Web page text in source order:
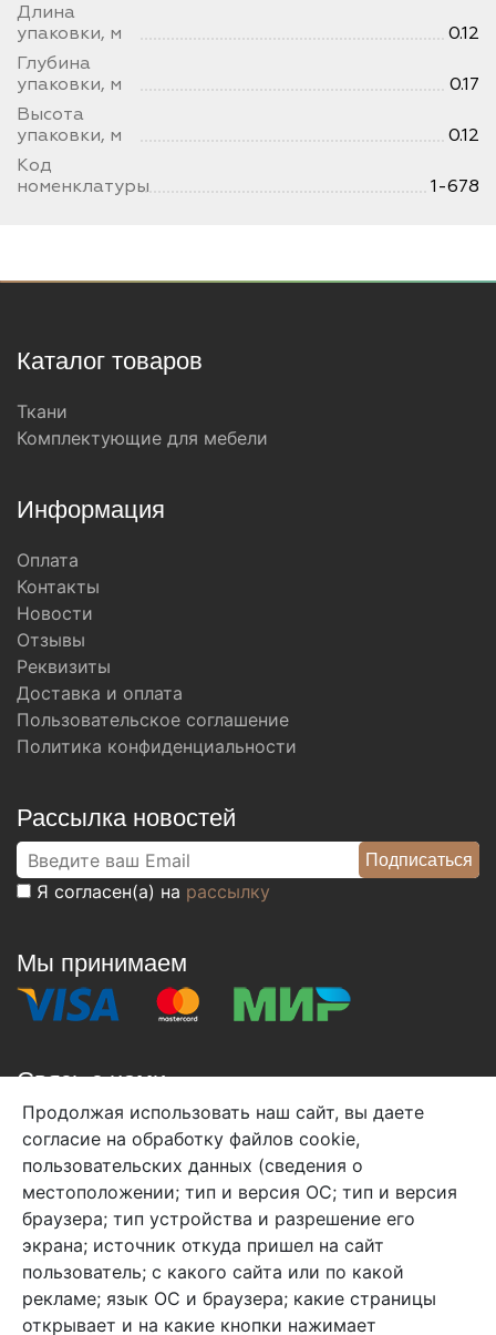
Длина
упаковки, м
0.12
Глубина
упаковки, м
0.17
Высота
упаковки, м
0.12
Код
номенклатуры
1-678
Каталог товаров
Ткани
Комплектующие для мебели
Информация
Оплата
Контакты
Новости
Отзывы
Реквизиты
Доставка и оплата
Пользовательское соглашение
Политика конфиденциальности
Рассылка новостей
Я согласен(а) на рассылку
Мы принимаем
Связь с нами
+7 (495) 933-38-08
info@arben-textile.ru- оптовые продажи
Арбен текстиль г. Щелково, пер.
1-й Советский д.25, владение 2.
Продолжая использовать наш сайт, вы даете
согласие на обработку файлов cookie,
пользовательских данных (сведения о
местоположении; тип и версия ОС; тип и версия
браузера; тип устройства и разрешение его
экрана; источник откуда пришел на сайт
пользователь; с какого сайта или по какой
рекламе; язык ОС и браузера; какие страницы
открывает и на какие кнопки нажимает